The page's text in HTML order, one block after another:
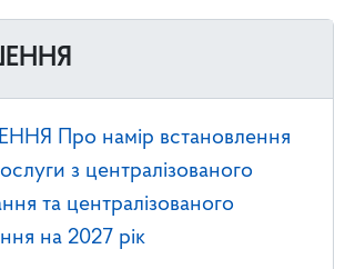
Про намір встановлення
з централізованого
та централізованого
на 2027 рік